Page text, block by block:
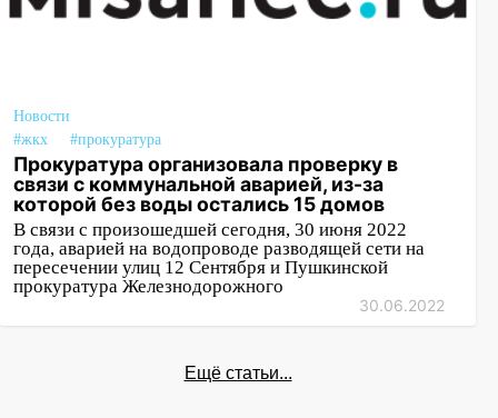
17:08
Ульяновский областной суд
16:09 Ветераны легкой атлетики из
Ульяновска успешно выступили на
Чемпионате России
16:02 В Ульяновской области убрали
более 28% площадей зерновых и
зернобобовых культур
Бросила кирпич в жену брата: в
агрессивную женщину
Новости
#жкх
#прокуратура
Прокуратура организовала проверку в
связи с коммунальной аварией, из-за
которой без воды остались 15 домов
В связи с произошедшей сегодня, 30 июня 2022
года, аварией на водопроводе разводящей сети на
пересечении улиц 12 Сентября и Пушкинской
прокуратура Железнодорожного
30.06.2022
Ещё статьи...